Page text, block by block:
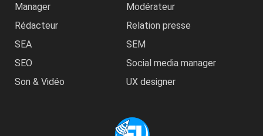
Manager
Modérateur
Rédacteur
Relation presse
SEA
SEM
SEO
Social media manager
Son & Vidéo
UX designer